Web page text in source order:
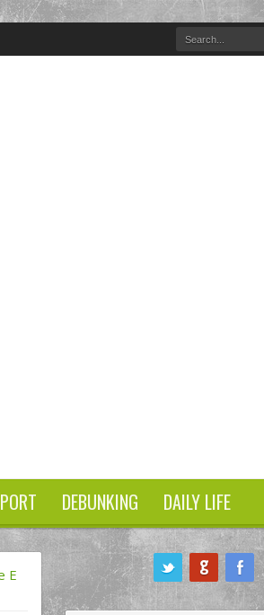
DEBUNKING DAILY LIFE
E